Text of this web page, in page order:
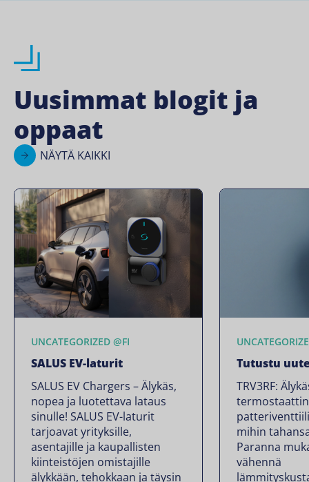
Uusimmat blogit ja
oppaat
NÄYTÄ KAIKKI
UNCATEGORIZED @FI
SALUS EV-laturit
SALUS EV Chargers – Älykäs,
nopea ja luotettava lataus
sinulle! SALUS EV-laturit
tarjoavat yrityksille,
asentajille ja kaupallisten
kiinteistöjen omistajille
älykkään, tehokkaan ja täysin
Tutustu
TRV3RF:
mihin
Paranna
vähennä